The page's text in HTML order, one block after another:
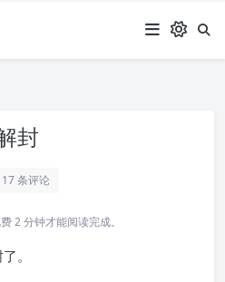
封
17 条评论
2 分钟才能阅读完成。
。